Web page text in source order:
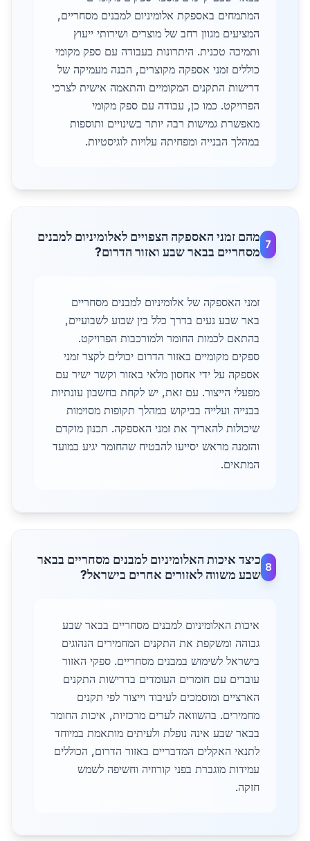
המתמחים באספקת אלומיניום למבנים מסחריים,
המציעים מגוון רחב של מוצרים ושירותי ייעוץ
ותמיכה טכנית. היתרונות בעבודה עם ספק מקומי
כוללים זמני אספקה מקוצרים, הבנה מעמיקה של
דרישות התקנים המקומיים והתאמה אישית לצרכי
הפרויקט. כמו כן, עבודה עם ספק מקומי
מאפשרת גמישות רבה יותר בשינויים ותוספות
במהלך הבנייה ומפחיתה עלויות לוגיסטיות.
7
מהם זמני האספקה הצפויים לאלומיניום למבנים
מסחריים בבאר שבע ואזור הדרום?
זמני האספקה של אלומיניום למבנים מסחריים
באר שבע נעים בדרך כלל בין שבוע לשבועיים,
בהתאם לכמות החומר ולמורכבות הפרויקט.
ספקים מקומיים באזור הדרום יכולים לקצר זמני
אספקה על ידי אחסון מלאי באזור וקשר ישיר עם
מפעלי הייצור. עם זאת, יש לקחת בחשבון עונתיות
בבנייה ועלייה בביקוש במהלך תקופות מסוימות
שיכולות להאריך את זמני האספקה. תכנון מוקדם
והזמנה מראש יסייעו להבטיח שהחומר יגיע במועד
המתאים.
8
כיצד איכות האלומיניום למבנים מסחריים בבאר
שבע משווה לאזורים אחרים בישראל?
איכות האלומיניום למבנים מסחריים בבאר שבע
גבוהה ומשקפת את התקנים המחמירים הנהוגים
בישראל לשימוש במבנים מסחריים. ספקי האזור
עובדים עם חומרים העומדים בדרישות התקנים
הארציים ומוסמכים לעיבוד וייצור לפי תקנים
מחמירים. בהשוואה לערים מרכזיות, איכות החומר
בבאר שבע אינה נופלת ולעיתים מותאמת במיוחד
לתנאי האקלים המדבריים באזור הדרום, הכוללים
עמידות מוגברת בפני קורוזיה וחשיפה לשמש
חזקה.